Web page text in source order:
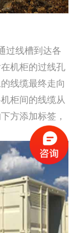
过线槽到达各
机柜的过线孔
线缆最终走向
柜间的线缆从
方添加标签，